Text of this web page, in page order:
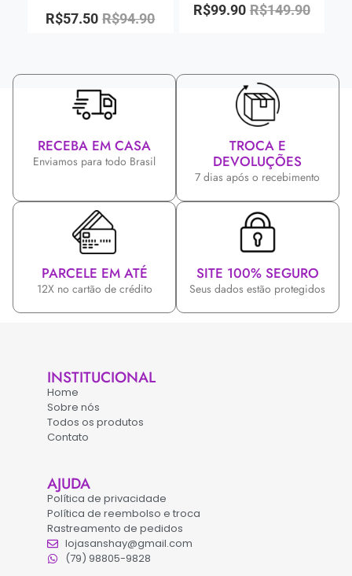
R$94.90
R$57.50
R$149.90
R$99.90
RECEBA EM CASA
Enviamos para todo Brasil
TROCA E
DEVOLUÇÕES
7 dias após o recebimento
PARCELE EM ATÉ
12X no cartão de crédito
SITE 100% SEGURO
Seus dados estão protegidos
INSTITUCIONAL
Home
Sobre nós
Todos os produtos
Contato
AJUDA
Política de privacidade
Política de reembolso e troca
Rastreamento de pedidos
lojasanshay@gmail.com
(79) 98805-9828